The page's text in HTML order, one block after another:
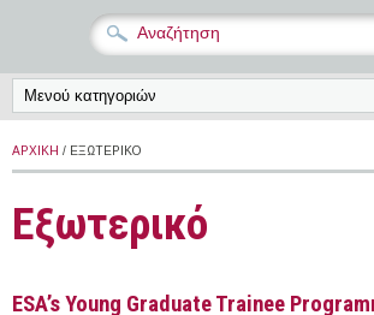
ΑΡΧΙΚΉ / ΕΞΩΤΕΡΙΚΌ
Εξωτερικό
ESA’s Young Graduate Trainee